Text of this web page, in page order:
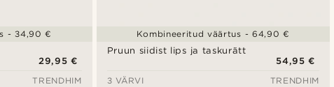
29,95 €
- 34,90 €
TRENDHIM
Pruun siidist lips ja taskurätt
54,95 €
Kombineeritud väärtus - 64,90 €
3 VÄRVI TRENDHIM